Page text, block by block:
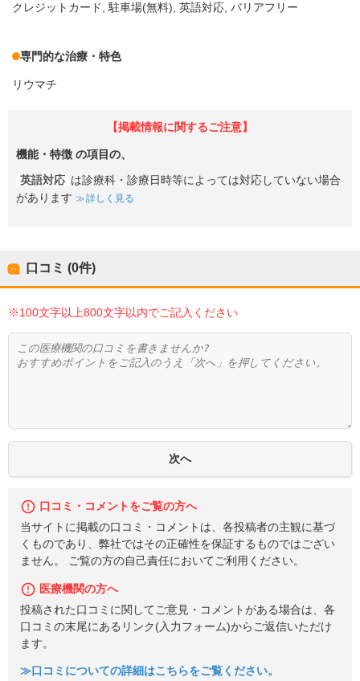
クレジットカード 駐車場(無料) 英語対応 バリアフリー
専門的な治療・特色
リウマチ
【掲載情報に関するご注意】
機能・特徴 の項目の、
英語対応 は診療科・診療日時等によっては対応していない場合
があります
詳しく見る
口コミ (0件)
※100文字以上800文字以内でご記入ください
口コミ・コメントをご覧の方へ
当サイトに掲載の口コミ・コメントは、各投稿者の主観に基づ
くものであり、弊社ではその正確性を保証するものではござい
ません。 ご覧の方の自己責任においてご利用ください。
医療機関の方へ
投稿された口コミに関してご意見・コメントがある場合は、各
口コミの末尾にあるリンク(入力フォーム)からご返信いただけ
ます。
≫口コミについての詳細はこちらをご覧ください。